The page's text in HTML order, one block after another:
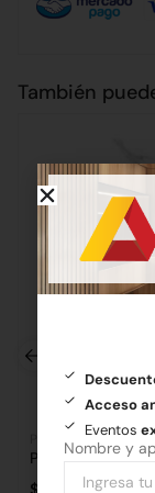
También
Pisos y
Acceso
Eventos
Nombre y